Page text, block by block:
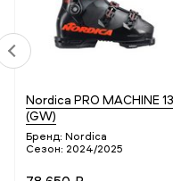
Nordica PRO MACHINE
(GW)
Бренд: Nordica
Сезон: 2024/2025